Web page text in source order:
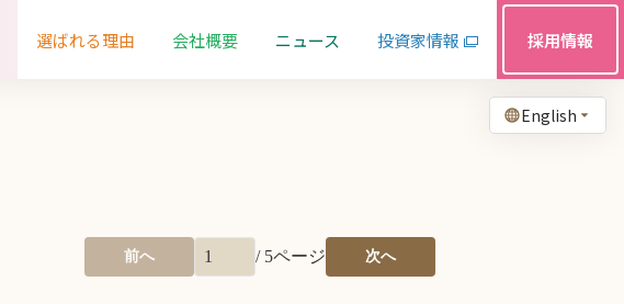
English
選ばれる理由 会社概要 ニュース 投資家情報 採用情報
前へ / 5ページ 次へ